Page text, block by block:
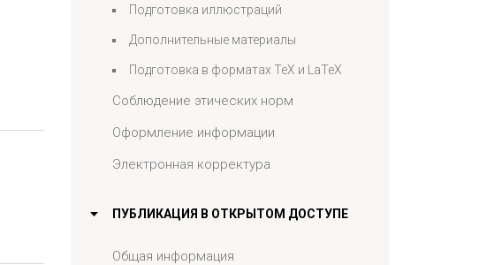
Подготовка иллюстраций
Дополнительные материалы
Подготовка в форматах TeX и LaTeX
Cоблюдение этических норм
Оформление информации
Электронная корректура
ПУБЛИКАЦИЯ В ОТКРЫТОМ ДОСТУПЕ
Общая информация